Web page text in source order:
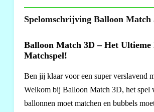
Spelomschrijving Balloon Match
Balloon Match 3D – Het Ultieme
Matchspel!
Ben jij klaar voor een super verslavend
Welkom bij Balloon Match 3D, het spel
ballonnen moet matchen en bubbels